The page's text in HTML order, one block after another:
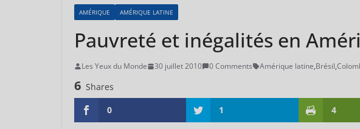
AMÉRIQUE AMÉRIQUE LATINE
Pauvreté et inégalités en
Les Yeux du Monde 30 juillet 2010 0 Comments Amérique latine,Brésil,
6 Shares
0
1 4